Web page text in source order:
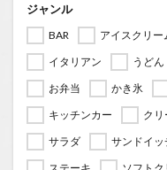
ジャンル
BAR アイスクリー
イタリアン
うどん
お弁当
かき氷
キッチンカー
ク
サラダ
サンドイッ